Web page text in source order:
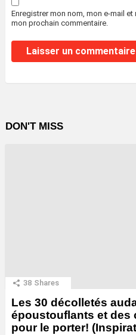
Enregistrer mon nom, mon e-mail
mon prochain commentaire.
DON'T MISS
38 Shares
Les 30 décolletés
époustouflants et des
pour le porter!